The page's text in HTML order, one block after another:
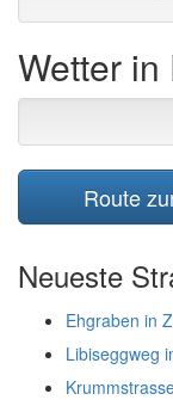
Wetter
Route
Neueste
Ehgraben in
Libiseggweg